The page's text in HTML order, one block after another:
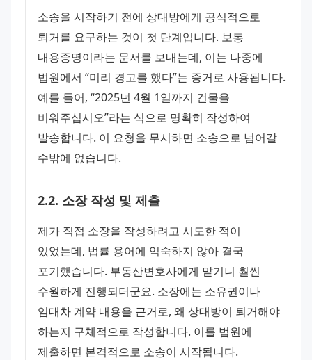
소송을 시작하기 전에 상대방에게 공식적으로
퇴거를 요구하는 것이 첫 단계입니다. 보통
내용증명이라는 문서를 보내는데, 이는 나중에
법원에서 “미리 경고를 했다”는 증거로 사용됩니다.
예를 들어, “2025년 4월 1일까지 건물을
비워주십시오”라는 식으로 명확히 작성하여
발송합니다. 이 요청을 무시하면 소송으로 넘어갈
수밖에 없습니다.
2.2. 소장 작성 및 제출
제가 직접 소장을 작성하려고 시도한 적이
있었는데, 법률 용어에 익숙하지 않아 결국
포기했습니다. 부동산변호사에게 맡기니 훨씬
수월하게 진행되더군요. 소장에는 소유권이나
임대차 계약 내용을 근거로, 왜 상대방이 퇴거해야
하는지 구체적으로 작성합니다. 이를 법원에
제출하면 본격적으로 소송이 시작됩니다.